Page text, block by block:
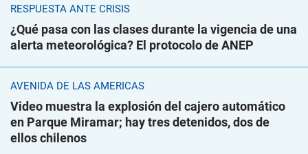
RESPUESTA ANTE CRISIS
¿Qué pasa con las clases durante la vigencia de una
alerta meteorológica? El protocolo de ANEP
AVENIDA DE LAS AMÉRICAS
Video muestra la explosión del cajero automático
en Parque Miramar; hay tres detenidos, dos de
ellos chilenos